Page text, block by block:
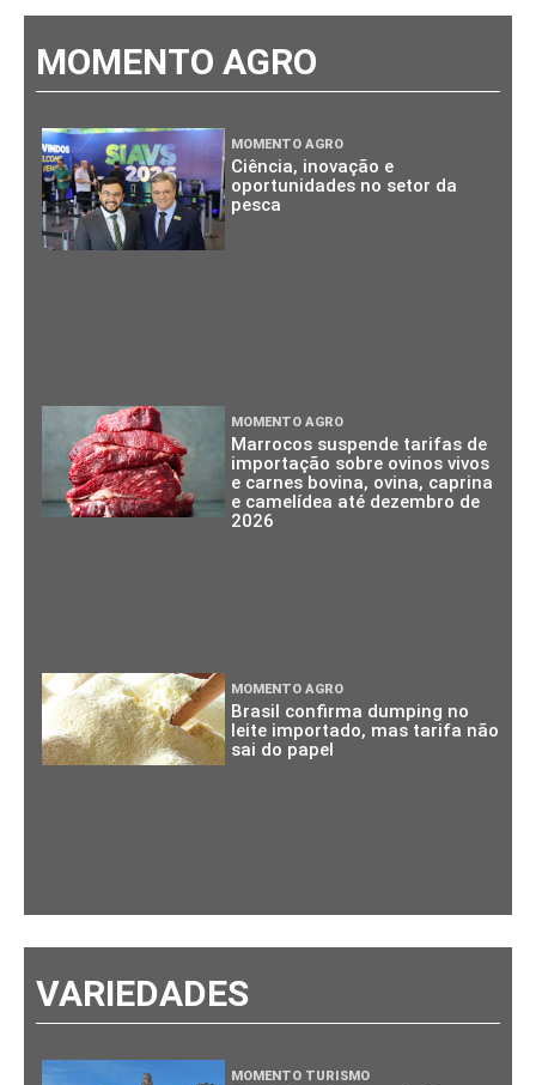
MOMENTO AGRO
MOMENTO AGRO
Ciência, inovação e
oportunidades no setor da
pesca
MOMENTO AGRO
Marrocos suspende tarifas de
importação sobre ovinos vivos
e carnes bovina, ovina, caprina
e camelídea até dezembro de
2026
MOMENTO AGRO
Brasil confirma dumping no
leite importado, mas tarifa não
sai do papel
VARIEDADES
MOMENTO TURISMO